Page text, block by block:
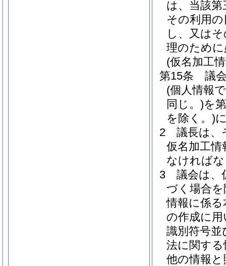
は、当該
その利用
し、又は
理のため
(仮名加工
第15条
議
(個人情報
同じ。)を
を除く。)
2
議長は、
仮名加工
なければ
3
議会は、
づく場合
情報に係
の作成に
識別符号
法に関す
他の情報